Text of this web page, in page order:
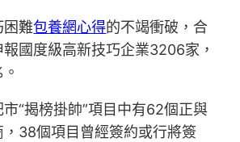
困難包養網心得的不竭衝破，合
國度級高新技巧企業3206家，
“揭榜掛帥”項目中有62個正與
38個項目曾經簽約或行將簽